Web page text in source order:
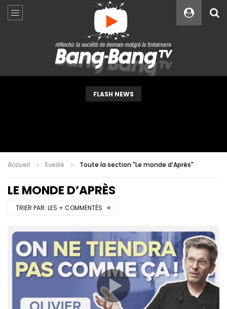
FLASH NEWS
Accueil Eveillé Toute la section "Le monde d’Après"
LE MONDE D’APRÈS
TRIER PAR: LES + COMMENTÉS
Custom Amount
VEUILLEZ PATIENTER...